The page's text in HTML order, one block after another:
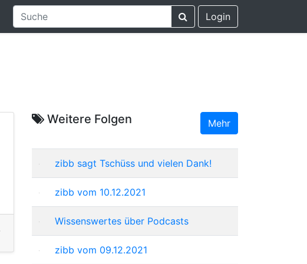
Login
Weitere Folgen Mehr
zibb sagt Tschüss und vielen Dank!
zibb vom 10.12.2021
Wissenswertes über Podcasts
zibb vom 09.12.2021